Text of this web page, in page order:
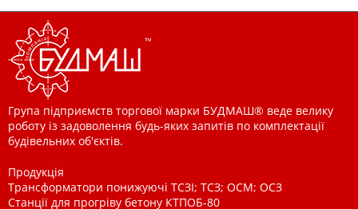
Група підприємств торгової марки БУДМАШ® веде велику
роботу із задоволення будь-яких запитів по комплектації
будівельних об'єктів.
Продукція
Трансформатори понижуючі ТСЗІ; ТСЗ; ОСМ; ОСЗ
Станції для прогріву бетону КТПОБ-80